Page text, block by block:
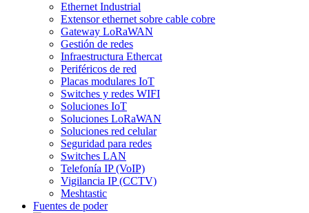
Ethernet Industrial
Extensor ethernet sobre cable cobre
Gateway LoRaWAN
Gestión de redes
Infraestructura Ethercat
Periféricos de red
Placas modulares IoT
Switches y redes WIFI
Soluciones IoT
Soluciones LoRaWAN
Soluciones red celular
Seguridad para redes
Switches LAN
Telefonía IP (VoIP)
Vigilancia IP (CCTV)
Meshtastic
Fuentes de poder